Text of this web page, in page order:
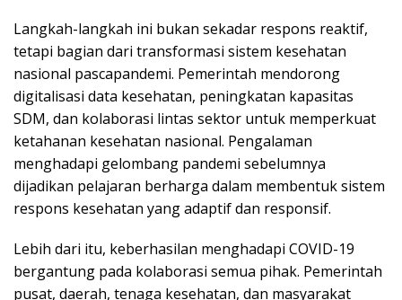
Langkah-langkah ini bukan sekadar respons reaktif,
tetapi bagian dari transformasi sistem kesehatan
nasional pascapandemi. Pemerintah mendorong
digitalisasi data kesehatan, peningkatan kapasitas
SDM, dan kolaborasi lintas sektor untuk memperkuat
ketahanan kesehatan nasional. Pengalaman
menghadapi gelombang pandemi sebelumnya
dijadikan pelajaran berharga dalam membentuk sistem
respons kesehatan yang adaptif dan responsif.
Lebih dari itu, keberhasilan menghadapi COVID-19
bergantung pada kolaborasi semua pihak. Pemerintah
pusat, daerah, tenaga kesehatan, dan masyarakat